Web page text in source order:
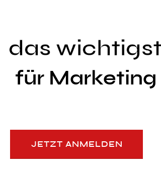
das
für
JETZT ANMELDEN